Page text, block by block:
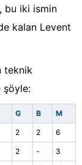
bu iki ismin
kalan Levent
teknik
şöyle:
G B M
2 2 6
2 - 3